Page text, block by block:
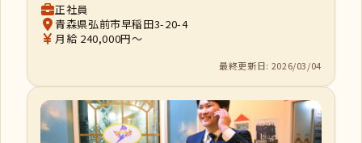
正社員
青森県弘前市早稲田3-20-4
月給 240,000円～
最終更新日: 2026/03/04